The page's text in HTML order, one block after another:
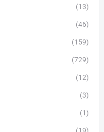
(13)
(46)
(159)
(729)
(12)
(3)
(1)
(19)